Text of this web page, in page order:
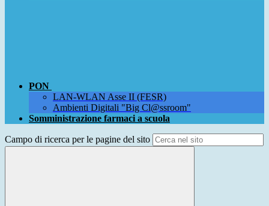
PON
LAN-WLAN Asse II (FESR)
Ambienti Digitali "Big Cl@ssroom"
Somministrazione farmaci a scuola
Campo di ricerca per le pagine del sito